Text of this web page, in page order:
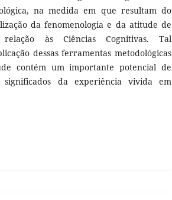
na medida em que resultam do
da fenomenologia e da atitude de
às Ciências Cognitivas. Tal
dessas ferramentas metodológicas
contém um importante potencial de
significados da experiência vivida em